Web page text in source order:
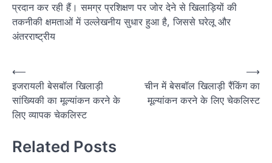
प्रदान कर रही हैं। समग्र प्रशिक्षण पर जोर देने से खिलाड़ियों की
तकनीकी क्षमताओं में उल्लेखनीय सुधार हुआ है, जिससे घरेलू और
अंतरराष्ट्रीय
P
o
s
n
⟵
इजरायली बेसबॉल खिलाड़ी
सांख्यिकी का मूल्यांकन करने के
लिए व्यापक चेकलिस्ट
चीन में बेसबॉल खिलाड़ी रैंकिंग का
मूल्यांकन करने के लिए चेकलिस्ट
⟶
Related Posts